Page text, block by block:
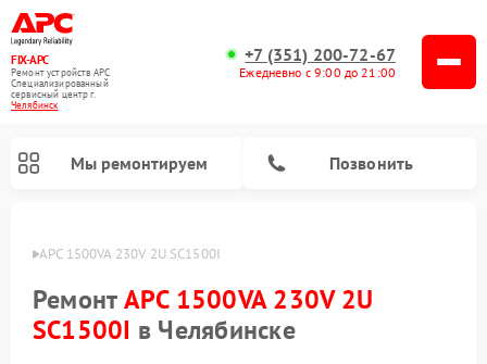
FIX-APC
Ремонт устройств APC
Специализированный
cервисный центр г.
Челябинск
+7 (351) 200-72-67
Ежедневно с 9:00 до 21:00
Мы ремонтируем Позвонить
APC APC 1500VA 230V 2U SC1500I
РемонтAPC 1500VA 230V 2U
SC1500I в Челябинске